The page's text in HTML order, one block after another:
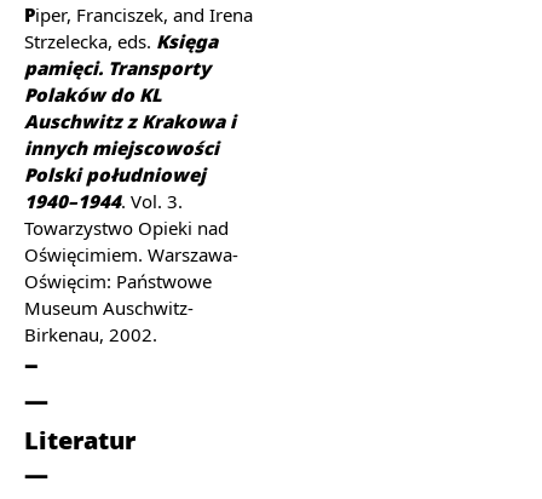
Piper, Franciszek, and Irena
Strzelecka, eds. Księga
pamięci. Transporty
Polaków do KL
Auschwitz z Krakowa i
innych miejscowości
Polski południowej
1940–1944. Vol. 3.
Towarzystwo Opieki nad
Oświęcimiem. Warszawa-
Oświęcim: Państwowe
Museum Auschwitz-
Birkenau, 2002.
Literatur